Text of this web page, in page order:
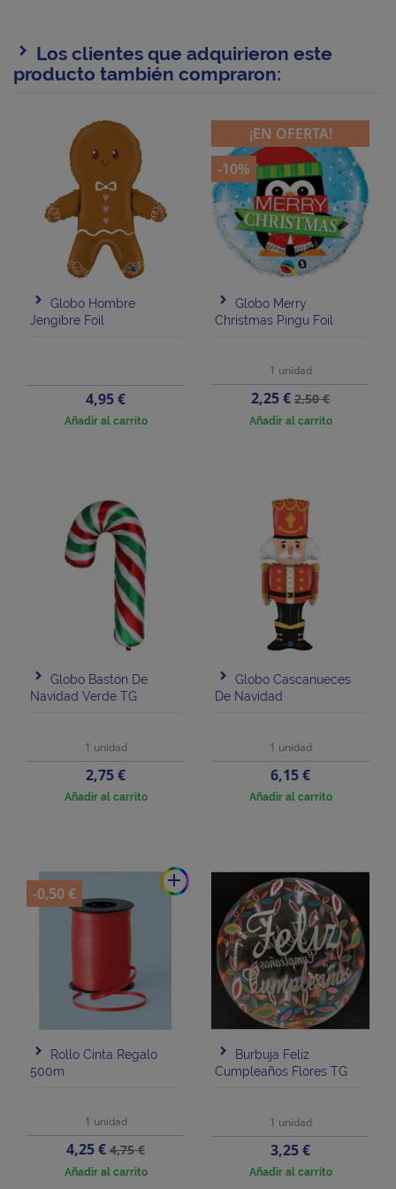
Los clientes que adquirieron este
producto también compraron:
Globo Hombre
Jengibre Foil
Precio
4,95 €
Añadir al carrito
Globo Merry
Christmas Pingu Foil
1 unidad
Precio
2,25 €Precio
base
2,50 €
Añadir al carrito
¡EN OFERTA!
-10%
Globo Bastón De
Navidad Verde TG
1 unidad
Precio
2,75 €
Añadir al carrito
Globo Cascanueces
De Navidad
1 unidad
Precio
6,15 €
Añadir al carrito
add
Rollo Cinta Regalo
500m
1 unidad
Precio
4,25 €Precio
base
4,75 €
Añadir al carrito
-0,50 €
Burbuja Feliz
Cumpleaños Flores TG
1 unidad
Precio
3,25 €
Añadir al carrito